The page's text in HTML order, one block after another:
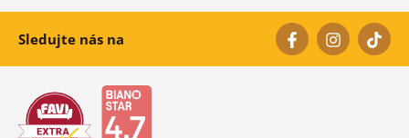
Sledujte nás na